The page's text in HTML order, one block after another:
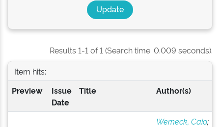
Results 1-1 of 1 (Search time: 0.009 seconds).
Item hits:
Preview
Issue
Date
Title Author(s)
Werneck, Caio;